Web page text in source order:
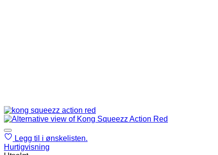
Legg til i ønskelisten.
Hurtigvisning